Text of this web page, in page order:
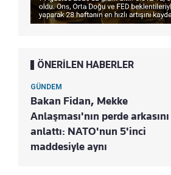
ÖNERİLEN HABERLER
GÜNDEM
Bakan Fidan, Mekke
Anlaşması'nın perde arkasını
anlattı: NATO'nun 5'inci
maddesiyle aynı